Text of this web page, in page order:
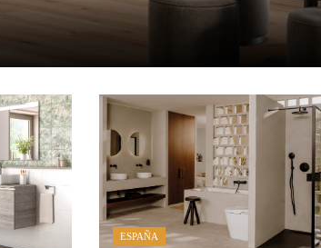
ESPAÑA